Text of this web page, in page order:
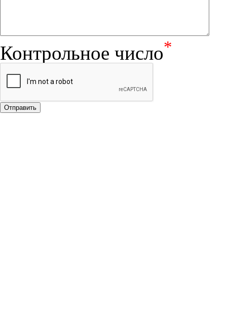
Контрольное число*